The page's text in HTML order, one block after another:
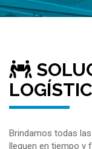
Brindamos todas
lleguen en tiempo y